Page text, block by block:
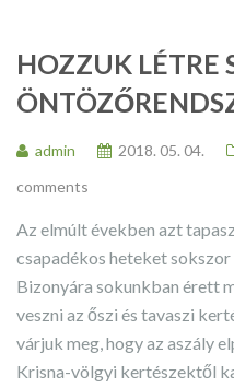
HOZZUK LÉTRE
admin 2018. 05. 04.
comments
Az elmúlt években azt
csapadékos heteket
Bizonyára sokunkban érett
veszni az őszi és tavaszi
várjuk meg, hogy az aszály
Krisna-völgyi kertészektől